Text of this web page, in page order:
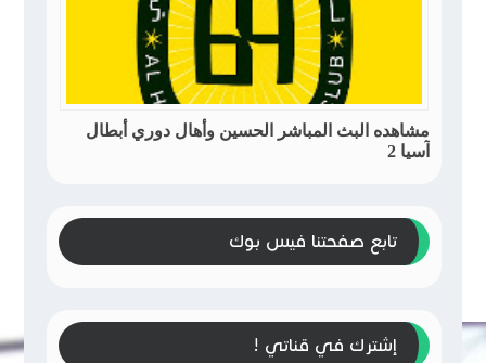
مشاهده البث المباشر الحسين وأهال دوري أبطال
آسيا 2
تابع صفحتنا فيس بوك
إشترك في قناتي !